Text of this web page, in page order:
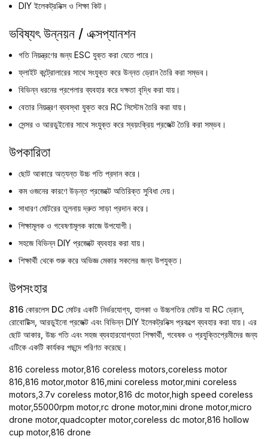
DIY ইলেকট্রনিক্স ও শিক্ষা কিট।
ভবিষ্যৎ উন্নয়ন / এক্সপ্যানশন
গতি নিয়ন্ত্রণের জন্য ESC যুক্ত করা যেতে পারে।
ফ্লাইট কন্ট্রোলারের সাথে সংযুক্ত করে উন্নত ড্রোন তৈরি করা সম্ভব।
বিভিন্ন ধরনের প্রপেলার ব্যবহার করে দক্ষতা বৃদ্ধি করা যায়।
বেতার নিয়ন্ত্রণ ব্যবস্থা যুক্ত করে RC সিস্টেম তৈরি করা যায়।
সেন্সর ও আরডুইনোর সাথে সংযুক্ত করে স্বয়ংক্রিয় প্রজেক্ট তৈরি করা সম্ভব।
উপকারিতা
ছোট আকারে অত্যন্ত উচ্চ গতি প্রদান করে।
কম ওজনের কারণে উড়ন্ত প্রজেক্টে অতিরিক্ত সুবিধা দেয়।
সাধারণ মোটরের তুলনায় দ্রুত সাড়া প্রদান করে।
শিক্ষামূলক ও গবেষণামূলক কাজে উপযোগী।
সহজে বিভিন্ন DIY প্রজেক্টে ব্যবহার করা যায়।
শিক্ষার্থী থেকে শুরু করে অভিজ্ঞ মেকার সকলের জন্য উপযুক্ত।
উপসংহার
816 কোরলেস DC মোটর একটি নির্ভরযোগ্য, হালকা ও উচ্চগতির মোটর যা RC ড্রোন,
রোবোটিক্স, আরডুইনো প্রজেক্ট এবং বিভিন্ন DIY ইলেকট্রনিক্স প্রকল্পে ব্যবহার করা যায়। এর
ছোট আকার, উচ্চ গতি এবং সহজ ব্যবহারযোগ্যতা শিক্ষার্থী, গবেষক ও প্রযুক্তিপ্রেমীদের জন্য
এটিকে একটি কার্যকর পছন্দে পরিণত করেছে।
816 coreless motor,816 coreless motors,coreless motor
816,816 motor,motor 816,mini coreless motor,mini coreless
motors,3.7v coreless motor,816 dc motor,high speed coreless
motor,55000rpm motor,rc drone motor,mini drone motor,micro
drone motor,quadcopter motor,coreless dc motor,816 hollow
cup motor,816 drone